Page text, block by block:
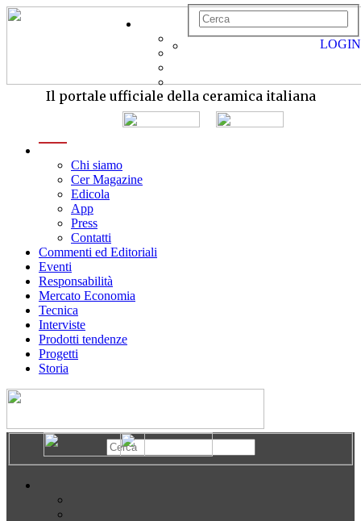
Il portale ufficiale della ceramica italiana
Chi siamo
Cer Magazine
Edicola
App
Press
Contatti
Commenti ed Editoriali
Eventi
Responsabilità
Mercato Economia
Tecnica
Interviste
Prodotti tendenze
Progetti
Storia
LOGIN